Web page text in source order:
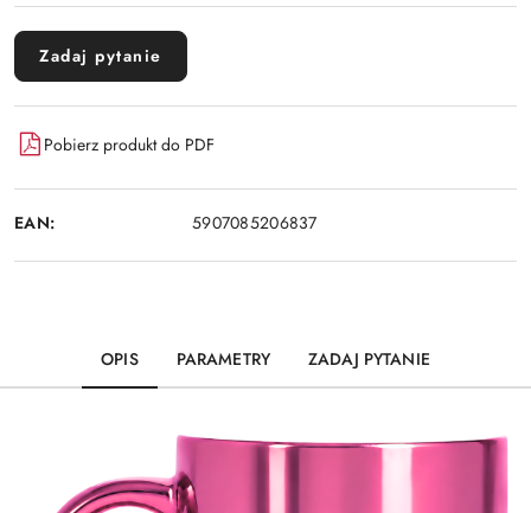
Zadaj pytanie
Pobierz produkt do PDF
EAN: 5907085206837
OPIS PARAMETRY ZADAJ PYTANIE